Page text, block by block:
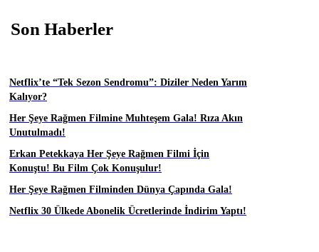
Son Haberler
Netflix’te “Tek Sezon Sendromu”: Diziler Neden Yarım
Kalıyor?
Her Şeye Rağmen Filmine Muhteşem Gala! Rıza Akın
Unutulmadı!
Erkan Petekkaya Her Şeye Rağmen Filmi İçin
Konuştu! Bu Film Çok Konuşulur!
Her Şeye Rağmen Filminden Dünya Çapında Gala!
Netflix 30 Ülkede Abonelik Ücretlerinde İndirim Yaptı!